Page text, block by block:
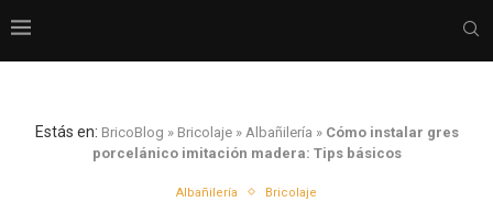
Estás en: BricoBlog » Bricolaje» Albañilería » Cómo instalar gres
porcelánico imitación madera: Tips básicos
Albañilería Bricolaje